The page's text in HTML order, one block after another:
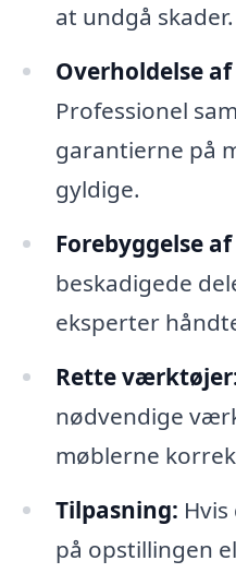
at undgå skader.
Overholdelse
Professionel
garantierne på
gyldige.
Forebyggelse
beskadigede
eksperter
Rette
nødvendige
møblerne
Tilpasning:
på opstillingen